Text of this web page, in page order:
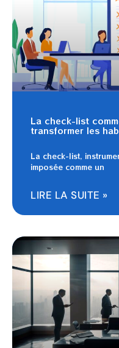
La check-list
transformer les
La check-list,
imposée comme un
LIRE LA SUITE »